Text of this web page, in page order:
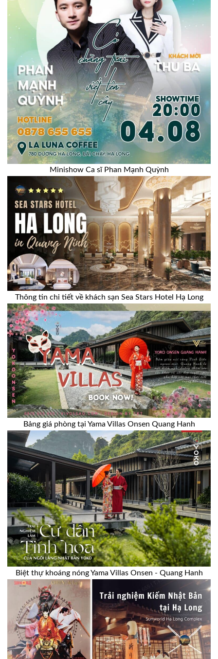
Minishow Ca sĩ Phan Mạnh Quỳnh
Thông tin chi tiết về khách sạn Sea Stars Hotel Hạ Long
Bảng giá phòng tại Yama Villas Onsen Quang Hanh
Biệt thự khoáng nóng Yama Villas Onsen - Quang Hanh